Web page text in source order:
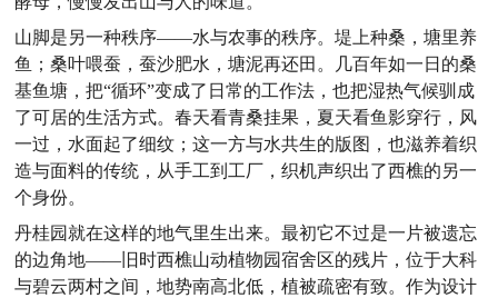
山脚是另一种秩序——水与农事的秩序。堤上种桑，塘里养
鱼；桑叶喂蚕，蚕沙肥水，塘泥再还田。几百年如一日的桑
基鱼塘，把“循环”变成了日常的工作法，也把湿热气候驯成
了可居的生活方式。春天看青桑挂果，夏天看鱼影穿行，风
一过，水面起了细纹；这一方与水共生的版图，也滋养着织
造与面料的传统，从手工到工厂，织机声织出了西樵的另一
个身份。
丹桂园就在这样的地气里生出来。最初它不过是一片被遗忘
的边角地——旧时西樵山动植物园宿舍区的残片，位于大科
与碧云两村之间，地势南高北低，植被疏密有致。作为设计